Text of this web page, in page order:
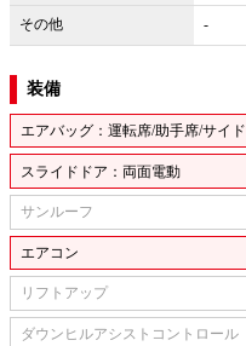
その他 -
装備
エアバッグ：運転席/助手席/サイド
スライドドア：両面電動
サンルーフ
エアコン
リフトアップ
ダウンヒルアシストコントロール